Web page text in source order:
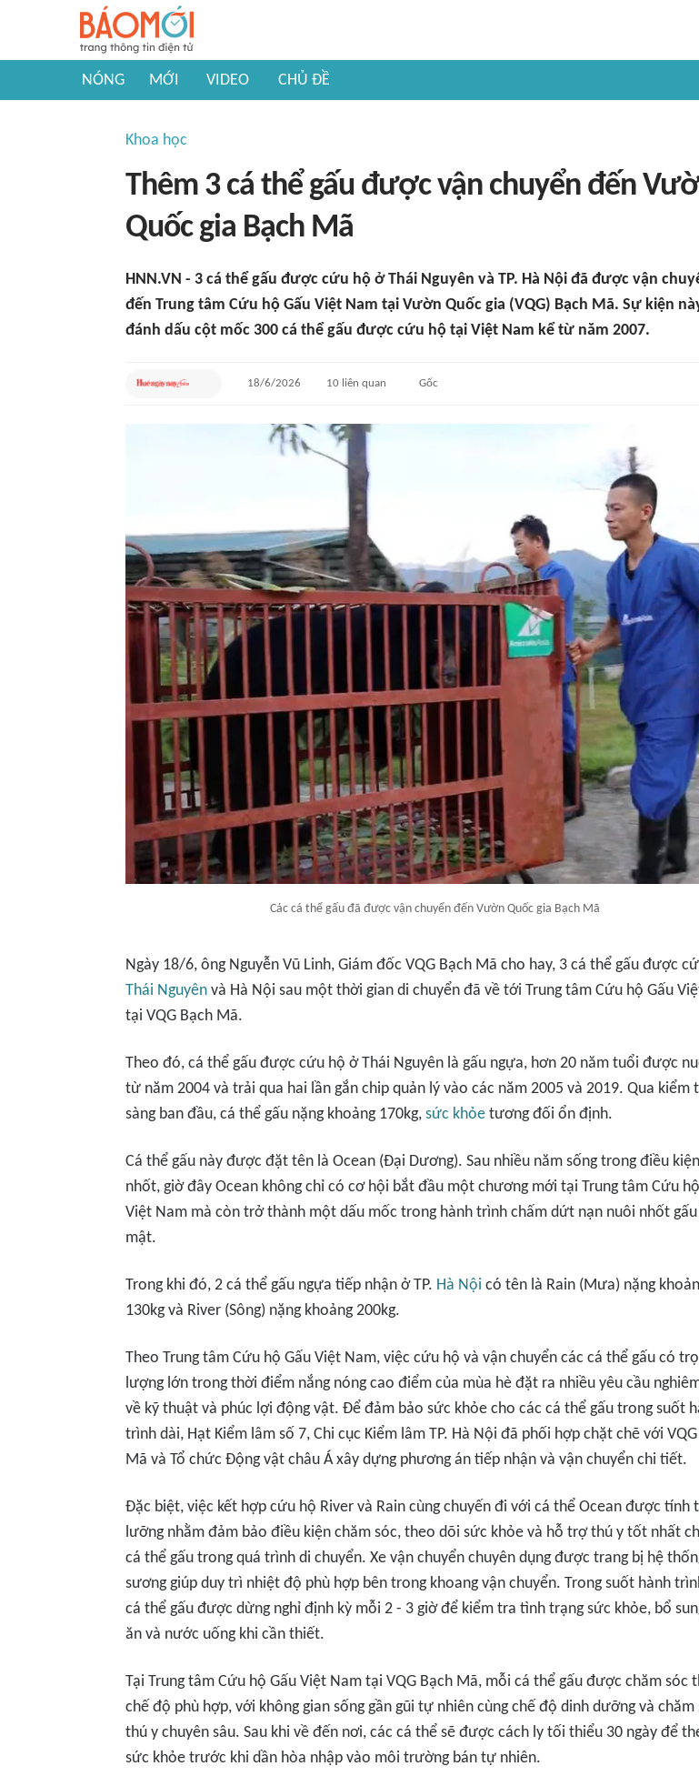
NÓNG MỚI VIDEO CHỦ ĐỀ
Khoa học
Thêm 3 cá thể gấu được vận chuyển đến
Quốc gia Bạch Mã
HNN.VN - 3 cá thể gấu được cứu hộ ở Thái Nguyên và TP. Hà Nội đã được vận
đến Trung tâm Cứu hộ Gấu Việt Nam tại Vườn Quốc gia (VQG) Bạch Mã. Sự kiện
đánh dấu cột mốc 300 cá thể gấu được cứu hộ tại Việt Nam kể từ năm 2007.
18/6/2026 10liên quan Gốc
Các cá thể gấu đã được vận chuyển đến Vườn Quốc gia Bạch Mã
Ngày 18/6, ông Nguyễn Vũ Linh, Giám đốc VQG Bạch Mã cho hay, 3 cá thể gấu được
Thái Nguyên và Hà Nội sau một thời gian di chuyển đã về tới Trung tâm Cứu hộ Gấu
tại VQG Bạch Mã.
Theo đó, cá thể gấu được cứu hộ ở Thái Nguyên là gấu ngựa, hơn 20 năm tuổi được
từ năm 2004 và trải qua hai lần gắn chip quản lý vào các năm 2005 và 2019. Qua kiểm
sàng ban đầu, cá thể gấu nặng khoảng 170kg, sức khỏe tương đối ổn định.
Cá thể gấu này được đặt tên là Ocean (Đại Dương). Sau nhiều năm sống trong điều
nhốt, giờ đây Ocean không chỉ có cơ hội bắt đầu một chương mới tại Trung tâm Cứu
Việt Nam mà còn trở thành một dấu mốc trong hành trình chấm dứt nạn nuôi nhốt
mật.
Trong khi đó, 2 cá thể gấu ngựa tiếp nhận ở TP. Hà Nội có tên là Rain (Mưa) nặng
130kg và River (Sông) nặng khoảng 200kg.
Theo Trung tâm Cứu hộ Gấu Việt Nam, việc cứu hộ và vận chuyển các cá thể gấu có
lượng lớn trong thời điểm nắng nóng cao điểm của mùa hè đặt ra nhiều yêu cầu
về kỹ thuật và phúc lợi động vật. Để đảm bảo sức khỏe cho các cá thể gấu trong suốt
trình dài, Hạt Kiểm lâm số 7, Chi cục Kiểm lâm TP. Hà Nội đã phối hợp chặt chẽ với
Mã và Tổ chức Động vật châu Á xây dựng phương án tiếp nhận và vận chuyển chi tiết.
Đặc biệt, việc kết hợp cứu hộ River và Rain cùng chuyến đi với cá thể Ocean được tính
lưỡng nhằm đảm bảo điều kiện chăm sóc, theo dõi sức khỏe và hỗ trợ thú y tốt nhất
cá thể gấu trong quá trình di chuyển. Xe vận chuyển chuyên dụng được trang bị hệ
sương giúp duy trì nhiệt độ phù hợp bên trong khoang vận chuyển. Trong suốt hành
cá thể gấu được dừng nghỉ định kỳ mỗi 2 - 3 giờ để kiểm tra tình trạng sức khỏe, bổ
ăn và nước uống khi cần thiết.
Tại Trung tâm Cứu hộ Gấu Việt Nam tại VQG Bạch Mã, mỗi cá thể gấu được chăm sóc
chế độ phù hợp, với không gian sống gần gũi tự nhiên cùng chế độ dinh dưỡng và chăm
thú y chuyên sâu. Sau khi về đến nơi, các cá thể sẽ được cách ly tối thiểu 30 ngày để
sức khỏe trước khi dần hòa nhập vào môi trường bán tự nhiên.